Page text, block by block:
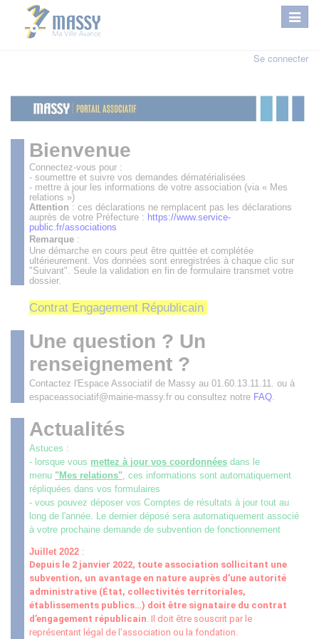
Se connecter
Bienvenue
Connectez-vous pour :
- soumettre et suivre vos demandes dématérialisées
- mettre à jour les informations de votre association (via « Mes
relations »)
Attention : ces déclarations ne remplacent pas les déclarations
auprès de votre Préfecture : https://www.service-
public.fr/associations
Remarque :
Une démarche en cours peut être quittée et complétée
ultérieurement. Vos données sont enregistrées à chaque clic sur
"Suivant". Seule la validation en fin de formulaire transmet votre
dossier.
Contrat Engagement Républicain
Une question ? Un
renseignement ?
Contactez l'Espace Associatif de Massy au 01.60.13.11.11. ou à
espaceassociatif@mairie-massy.fr ou consultez notre FAQ.
Actualités
Astuces :
- lorsque vous mettez à jour vos coordonnées dans le
menu "Mes relations", ces informations sont automatiquement
répliquées dans vos formulaires
- vous pouvez déposer vos Comptes de résultats à jour tout au
long de l'année. Le dernier déposé sera automatiquement associé
à votre prochaine demande de subvention de fonctionnement
Juillet 2022 :
Depuis le 2 janvier 2022, toute association sollicitant une
subvention, un avantage en nature auprès d’une autorité
administrative (État, collectivités territoriales,
établissements publics…) doit être signataire du contrat
d’engagement républicain. Il doit être souscrit par le
représentant légal de l’association ou la fondation.